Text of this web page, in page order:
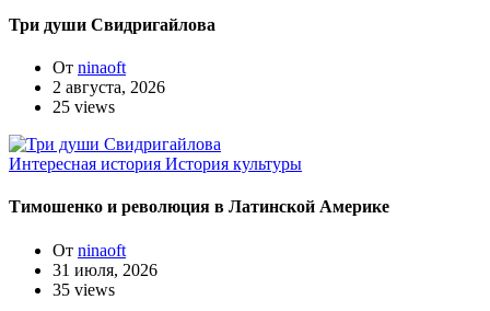
Три души Свидригайлова
От ninaoft
2 августа, 2026
25 views
Интересная история История культуры
Тимошенко и революция в Латинской Америке
От ninaoft
31 июля, 2026
35 views